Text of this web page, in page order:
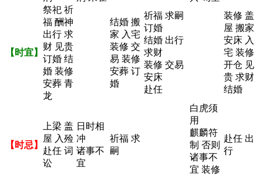
【时宜】
祭祀 祈
福 酬神
出行 求
财 见贵
订婚 结
婚 装修
安葬 青
龙
结婚 搬
家 入宅
装修 交
易 装修
安葬 订
婚
祈福 求嗣
订婚
结婚 出行
求财
装修 交易
安床
赴任
装修 盖
屋 搬家
安床 入
宅 装修
开仓 见
贵 求财
结婚
【时忌】
上梁 盖
屋 入殓
赴任 词
讼
日时相
冲
诸事不
宜
祈福 求
嗣
白虎须
用
麒麟符
制 否则
诸事不
宜 装修
赴任 出
行